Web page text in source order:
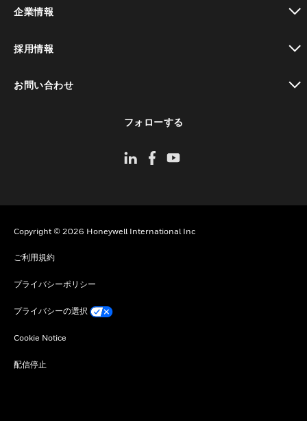
企業情報
採用情報
お問い合わせ
フォローする
Copyright © 2026 Honeywell International Inc
ご利用規約
プライバシーポリシー
プライバシーの選択
Cookie Notice
配信停止